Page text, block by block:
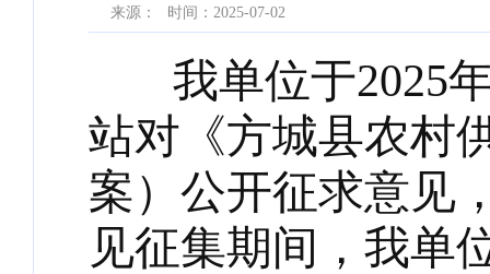
来源： 时间：2025-07-02
我单位于2025年
站对《方城县农村
案）公开征求意见
见征集期间，我单